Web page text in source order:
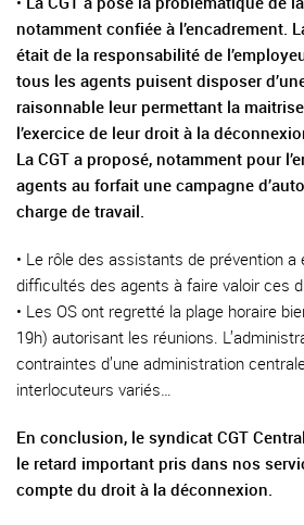
notamment confiée à l’encadrement.
était de la responsabilité de
tous les agents puisent disposer
raisonnable leur permettant la
l’exercice de leur droit à la
La CGT a proposé, notamment pour
agents au forfait une campagne
charge de travail.
• Le rôle des assistants de prévention
difficultés des agents à faire valoir ces
• Les OS ont regretté la plage horaire
19h) autorisant les réunions.
contraintes d’une administration
interlocuteurs variés…
En conclusion, le syndicat CGT
le retard important pris dans nos
compte du droit à la déconnexion.